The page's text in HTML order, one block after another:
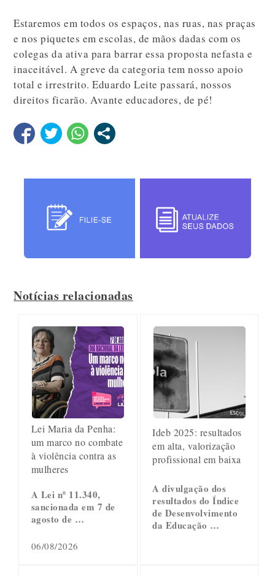
Estaremos em todos os espaços, nas ruas, nas praças
e nos piquetes em escolas, de mãos dadas com os
colegas da ativa para barrar essa proposta nefasta e
inaceitável. A greve da categoria tem nosso apoio
total e irrestrito. Eduardo Leite passará, nossos
direitos ficarão. Avante educadores, de pé!
Notícias relacionadas
Lei Maria da Penha:
um marco no combate
à violência contra as
mulheres
A Lei nº 11.340,
sancionada em 7 de
agosto de …
06/08/2026
Ideb 2025: resultados
em alta, valorização
profissional em baixa
A divulgação dos
resultados do Índice
de Desenvolvimento
da Educação …